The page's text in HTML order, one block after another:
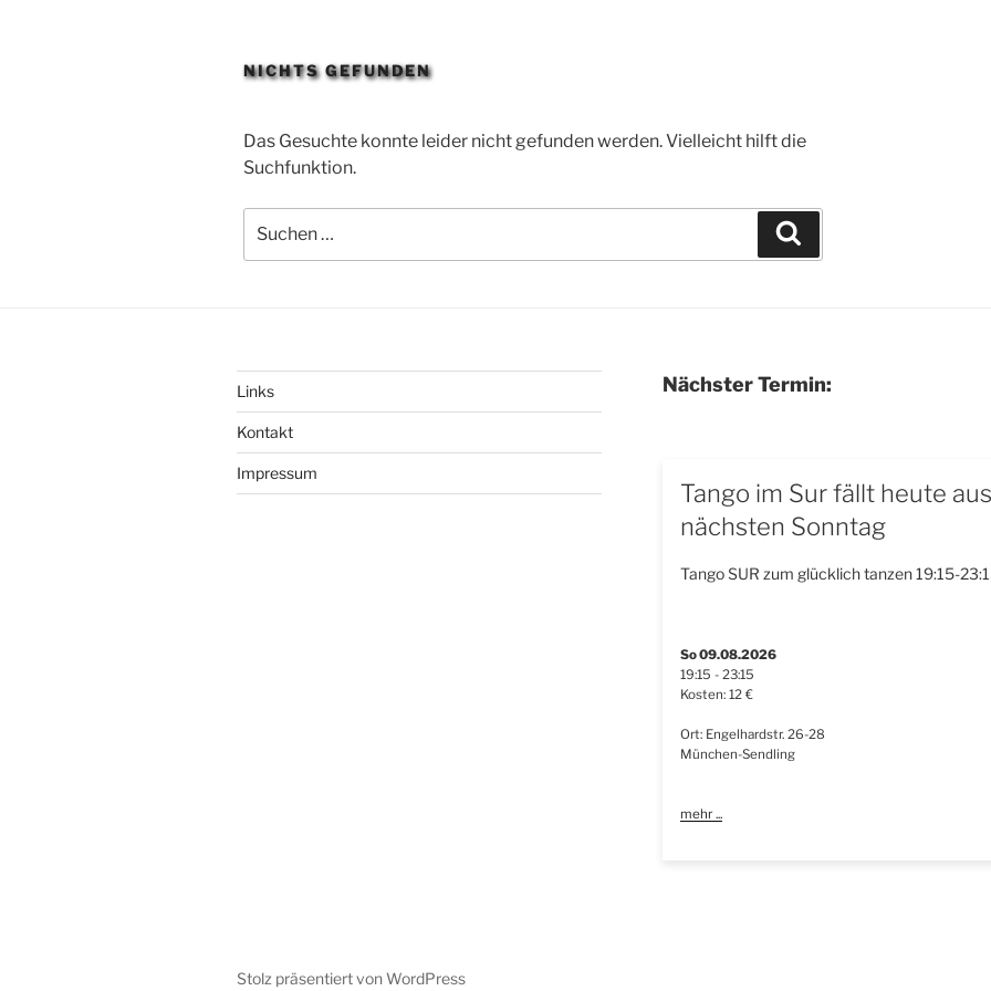
NICHTS GEFUNDEN
Das Gesuchte konnte leider nicht gefunden werden. Vielleicht hilft die
Suchfunktion.
nach:
Links
Kontakt
Impressum
Nächster Termin:
Tango im Sur fällt heute
nächsten Sonntag
Tango SUR zum glücklich tanzen 19:15-
So 09.08.2026
19:15 - 23:15
Kosten: 12 €
Ort: Engelhardstr. 26-28
München-Sendling
mehr ...
Stolz präsentiert von WordPress